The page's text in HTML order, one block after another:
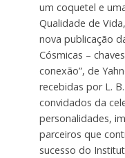
um coquetel e
Qualidade de
nova publicação
Cósmicas –
conexão”, de
recebidas por L.
convidados da
personalidades,
parceiros que
sucesso do